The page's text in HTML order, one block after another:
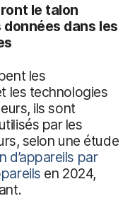
le talon
données dans les
les
les technologies
ils sont
par les
selon une étude
d’appareils par
en 2024,